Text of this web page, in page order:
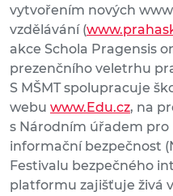
vytvořením nových
vzdělávání (
akce Schola Pragensis
prezenčního veletrhu
S MŠMT spolupracuje
webu www.Edu.cz, na
s Národním úřadem
informační bezpečnost
Festivalu bezpečného
platformu zajišťuje živá